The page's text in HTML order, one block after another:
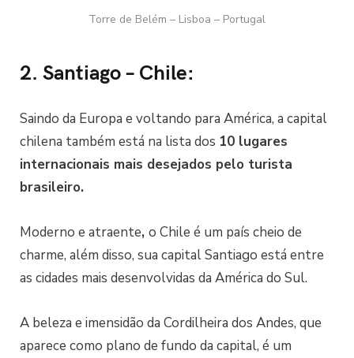
Torre de Belém – Lisboa – Portugal
2. Santiago – Chile:
Saindo da Europa e voltando para América, a capital
chilena também está na lista dos 10 lugares
internacionais mais desejados pelo turista
brasileiro.
Moderno e atraente, o Chile é um país cheio de
charme, além disso, sua capital Santiago está entre
as cidades mais desenvolvidas da América do Sul.
A beleza e imensidão da Cordilheira dos Andes, que
aparece como plano de fundo da capital, é um